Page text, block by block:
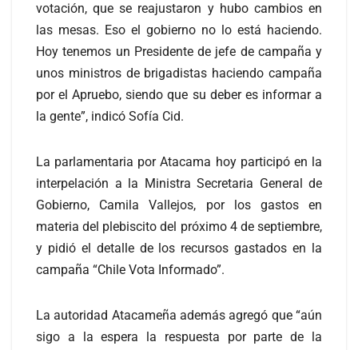
votación, que se reajustaron y hubo cambios en
las mesas. Eso el gobierno no lo está haciendo.
Hoy tenemos un Presidente de jefe de campaña y
unos ministros de brigadistas haciendo campaña
por el Apruebo, siendo que su deber es informar a
la gente”, indicó Sofía Cid.
La parlamentaria por Atacama hoy participó en la
interpelación a la Ministra Secretaria General de
Gobierno, Camila Vallejos, por los gastos en
materia del plebiscito del próximo 4 de septiembre,
y pidió el detalle de los recursos gastados en la
campaña “Chile Vota Informado”.
La autoridad Atacameña además agregó que “aún
sigo a la espera la respuesta por parte de la